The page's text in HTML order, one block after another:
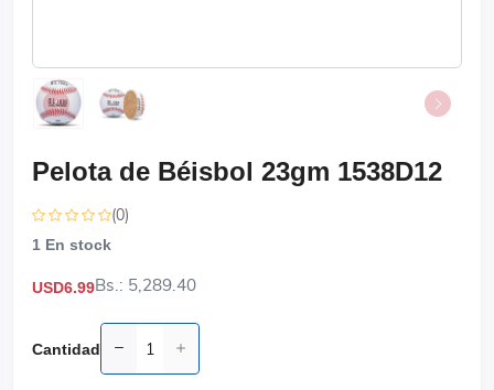
Pelota de Béisbol 23gm 1538D12
(0)
1 En stock
USD6.99Bs.: 5,289.40
Cantidad